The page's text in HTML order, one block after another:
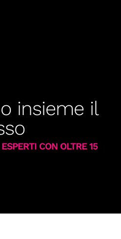
insieme il
CON OLTRE 15